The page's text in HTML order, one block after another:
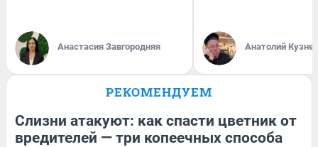
Анастасия Завгородняя Анатолий
РЕКОМЕНДУЕМ
Слизни атакуют: как спасти цветник от
вредителей — три копеечных способа